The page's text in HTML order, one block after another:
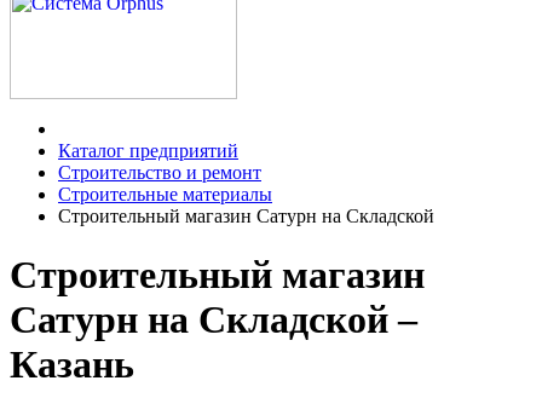
Каталог предприятий
Строительство и ремонт
Строительные материалы
Строительный магазин Сатурн на Складской
Строительный магазин
Сатурн на Складской –
Казань